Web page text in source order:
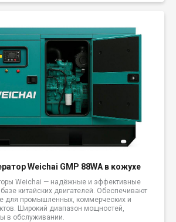
Weichai GMP 88WA в кожухе
Weichai — надёжные и эффективные
китайских двигателей. Обеспечивают
для промышленных, коммерческих и
Широкий диапазон мощностей,
в обслуживании.